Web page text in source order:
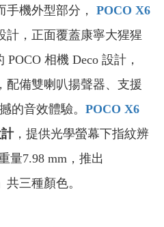
手機外型部分， POCO X6
計，正面覆蓋康寧大猩猩
相機 Deco 設計，
配備雙喇叭揚聲器、支援
的音效體驗。 POCO X6
，提供光學螢幕下指紋辨
量7.98 mm，推出
共三種顏色。